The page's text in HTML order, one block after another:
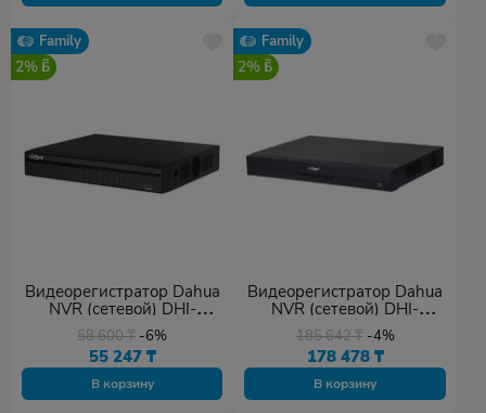
Family
2%
Видеорегистратор Dahua
NVR (сетевой) DHI-
NVR1104HS-P-S3/H
58 600₸ -6%
55 247 ₸
В корзину
Family
2%
Видеорегистратор Dahua
NVR (сетевой) DHI-
NVR4232-EI
185 642₸ -4%
178 478 ₸
В корзину